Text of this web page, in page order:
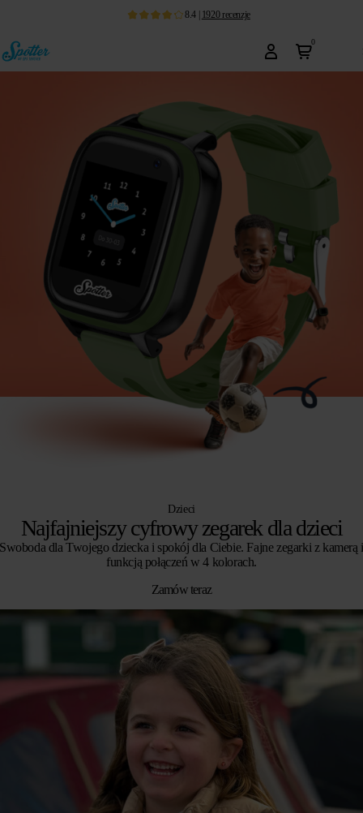
8.4 | 1920 recenzje
0
Dzieci
Najfajniejszy cyfrowy zegarek dla dzieci
Swoboda dla Twojego dziecka i spokój dla Ciebie. Fajne zegarki z kamerą i
funkcją połączeń w 4 kolorach.
Zamów teraz